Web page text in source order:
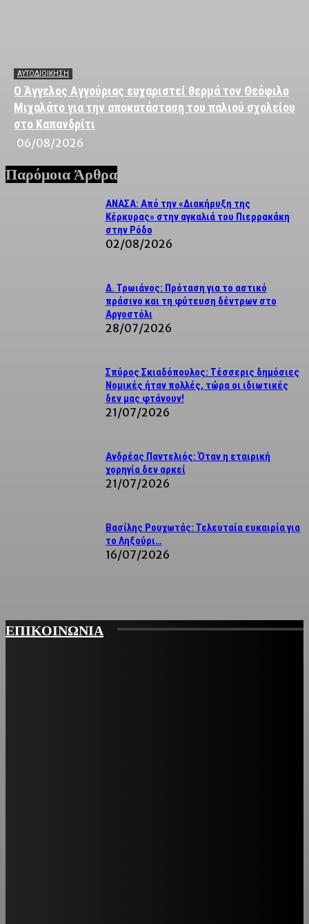
ΑΥΤΟΔΙΟΙΚΗΣΗ
Ο Άγγελος Αγγούριας ευχαριστεί θερμά τον Θεόφιλο
Μιχαλάτο για την αποκατάσταση του παλιού σχολείου
στο Καπανδρίτι
06/08/2026
Παρόμοια Άρθρα
ΑΝΑΣΑ: Από την «Διακήρυξη της
Κέρκυρας» στην αγκαλιά του Πιερρακάκη
στην Ρόδο
02/08/2026
Δ. Τρωιάνος: Πρόταση για το αστικό
πράσινο και τη φύτευση δέντρων στο
Αργοστόλι
28/07/2026
Σπύρος Σκιαδόπουλος: Τέσσερις δημόσιες
Νομικές ήταν πολλές, τώρα οι ιδιωτικές
δεν μας φτάνουν!
21/07/2026
Ανδρέας Παντελιός: Όταν η εταιρική
χορηγία δεν αρκεί
21/07/2026
Βασίλης Ρουχωτάς: Τελευταία ευκαιρία για
το Ληξούρι…
16/07/2026
ΕΠΙΚΟΙΝΩΝΙΑ